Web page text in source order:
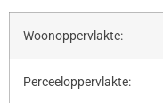
Woonoppervlakte:
Perceeloppervlakte: